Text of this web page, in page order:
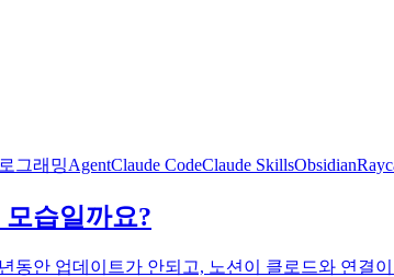
그래밍AgentClaude CodeClaude SkillsObsidian
습일까요?
동안 업데이트가 안되고, 노션이 클로드와 연결